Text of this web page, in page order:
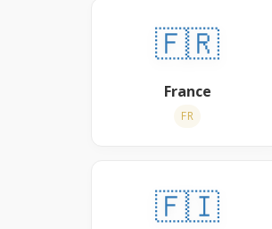
🇫🇷
France
FR
🇫🇮